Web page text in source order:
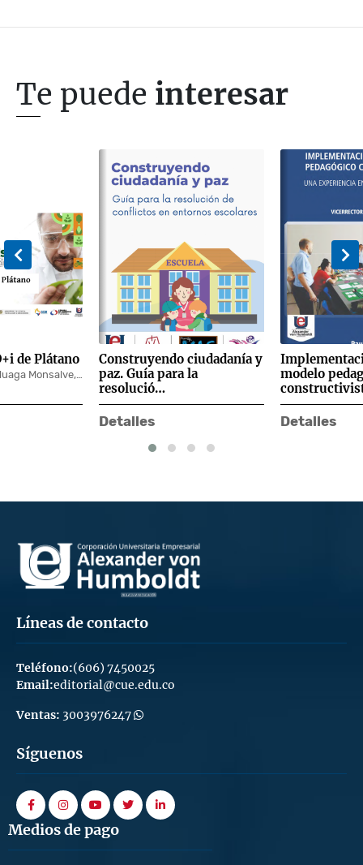
Te puede interesar
ciudadanía y
la
Ruiz
Implementación del
modelo pedagógico
constructivist…
Paula Andrea Ceballos Ruiz
Detalles
Detección
Leucemia
Detalles
Líneas de contacto
Teléfono:(606) 7450025
Email:editorial@cue.edu.co
Ventas: 3003976247
Síguenos
facebookinstagram
youtubetwitterlinkedin
Medios de pago